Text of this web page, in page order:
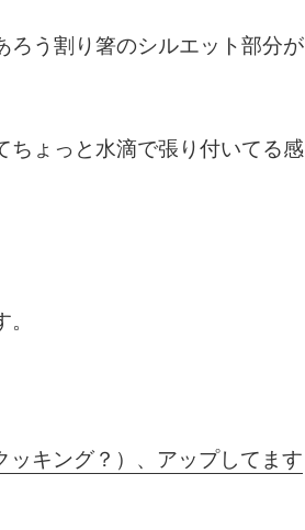
ろう割り箸のシルエット部分が
ちょっと水滴で張り付いてる感
キング？）、アップしてます